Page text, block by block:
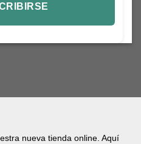
nueva tienda online. Aquí